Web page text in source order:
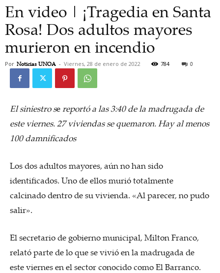
En video | ¡Tragedia en Santa
Rosa! Dos adultos mayores
murieron en incendio
Por Noticias UNOA - Viernes, 28 de enero de 2022 784 0
El siniestro sereportó a las 3:40 de la madrugada de
este viernes. 27 viviendas se quemaron. Hay al menos
100 damnificados
Los dos adultos mayores, aún no han sido
identificados. Uno de ellos murió totalmente
calcinado dentro de su vivienda. «Al parecer, no pudo
salir».
El secretario de gobierno municipal, Milton Franco,
relató parte de lo que se vivió en la madrugada de
este viernes en el sector conocido como El Barranco.